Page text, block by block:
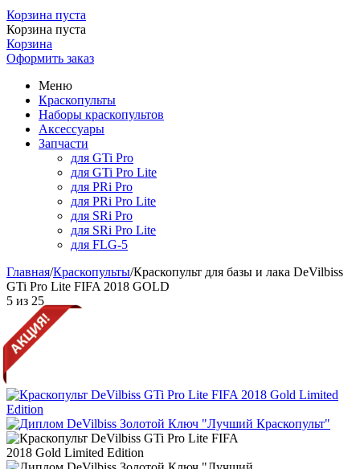
Корзина пуста
Корзина пуста
Корзина
Оформить заказ
Меню
Краскопульты
Наборы краскопультов
Аксессуары
Запчасти
для GTi Pro
для GTi Pro Lite
для PRi Pro
для PRi Pro Lite
для SRi Pro
для SRi Pro Lite
для FLG-5
Главная/Краскопульты/Краскопульт для базы и лака DeVilbiss
GTi Pro Lite FIFA 2018 GOLD
5 из 25